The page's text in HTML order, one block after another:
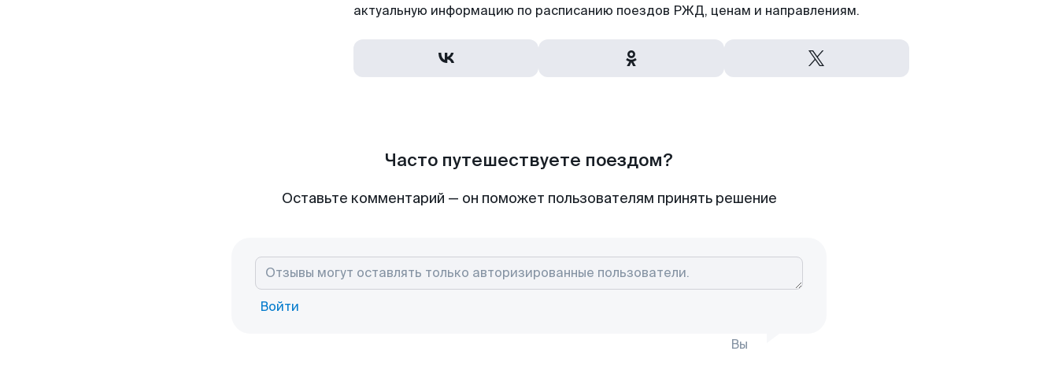
актуальную информацию по расписанию поездов РЖД, ценам и направлениям.
Часто путешествуете поездом?
Оставьте комментарий — он поможет пользователям принять решение
Войти
Вы